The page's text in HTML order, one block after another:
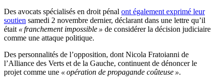
Des avocats spécialisés en droit pénal ont également exprimé leur
soutien samedi 2 novembre dernier, déclarant dans une lettre qu’il
était « franchement impossible » de considérer la décision judiciaire
comme une attaque politique.
Des personnalités de l’opposition, dont Nicola Fratoianni de
l’Alliance des Verts et de la Gauche, continuent de dénoncer le
projet comme une « opération de propagande coûteuse ».